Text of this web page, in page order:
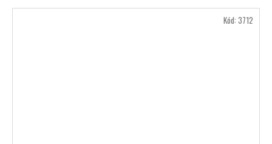
Kód: 3712